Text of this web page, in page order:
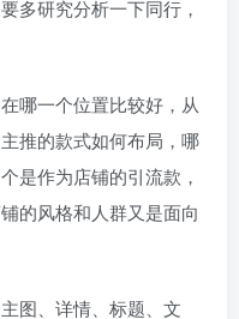
多研究分析一下同行，
哪一个位置比较好，从
推的款式如何布局，哪
是作为店铺的引流款，
的风格和人群又是面向
图、详情、标题、文